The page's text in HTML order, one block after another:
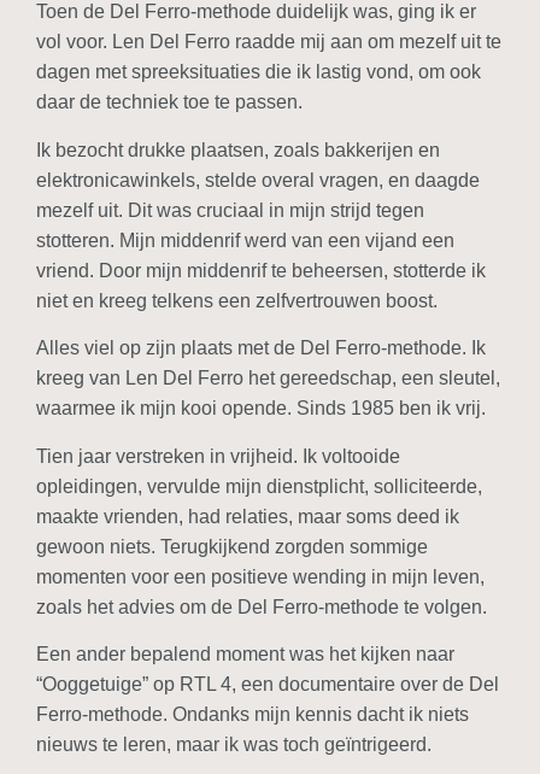
Toen de Del Ferro-methode duidelijk was, ging ik er
vol voor. Len Del Ferro raadde mij aan om mezelf uit te
dagen met spreeksituaties die ik lastig vond, om ook
daar de techniek toe te passen.
Ik bezocht drukke plaatsen, zoals bakkerijen en
elektronicawinkels, stelde overal vragen, en daagde
mezelf uit. Dit was cruciaal in mijn strijd tegen
stotteren. Mijn middenrif werd van een vijand een
vriend. Door mijn middenrif te beheersen, stotterde ik
niet en kreeg telkens een zelfvertrouwen boost.
Alles viel op zijn plaats met de Del Ferro-methode. Ik
kreeg van Len Del Ferro het gereedschap, een sleutel,
waarmee ik mijn kooi opende. Sinds 1985 ben ik vrij.
Tien jaar verstreken in vrijheid. Ik voltooide
opleidingen, vervulde mijn dienstplicht, solliciteerde,
maakte vrienden, had relaties, maar soms deed ik
gewoon niets. Terugkijkend zorgden sommige
momenten voor een positieve wending in mijn leven,
zoals het advies om de Del Ferro-methode te volgen.
Een ander bepalend moment was het kijken naar
“Ooggetuige” op RTL 4, een documentaire over de Del
Ferro-methode. Ondanks mijn kennis dacht ik niets
nieuws te leren, maar ik was toch geïntrigeerd.